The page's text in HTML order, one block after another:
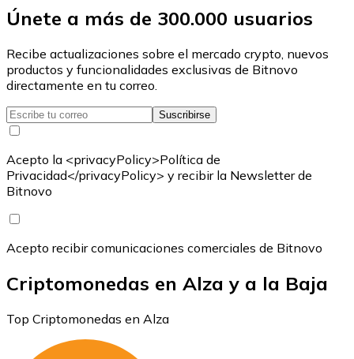
Únete a más de 300.000 usuarios
Recibe actualizaciones sobre el mercado crypto, nuevos
productos y funcionalidades exclusivas de Bitnovo
directamente en tu correo.
Suscribirse
Acepto la <privacyPolicy>Política de
Privacidad</privacyPolicy> y recibir la Newsletter de
Bitnovo
Acepto recibir comunicaciones comerciales de Bitnovo
Criptomonedas en Alza y a la Baja
Top Criptomonedas en Alza